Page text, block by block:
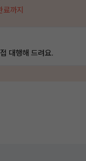
까지
대행해 드려요.